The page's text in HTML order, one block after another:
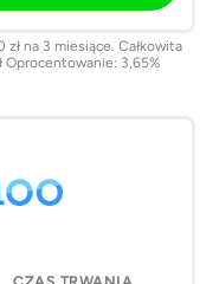
na 3 miesiące. Całkowita
Oprocentowanie: 3,65%